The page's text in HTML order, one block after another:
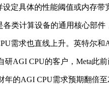
定具体的性能阈值或内存
类计算设备的通用核心部
需求也直线上升。英特尔
AGI CPU的客户，Meta此前
的AGI CPU需求预期翻倍